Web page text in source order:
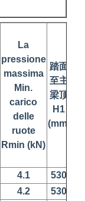
La
pressione
massima
Min.
carico
delle
ruote
Rmin (kN)
踏面
至主
梁顶
H1
(mm)
4.1 530
4.2 530